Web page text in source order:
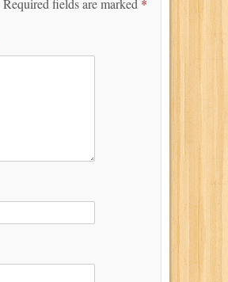
Required fields are marked *